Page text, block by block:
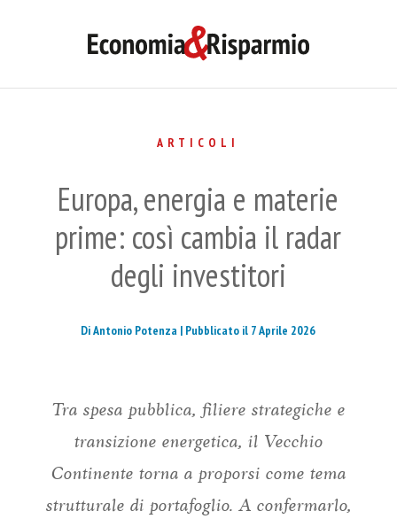
ARTICOLI
Europa, energia e materie
prime: così cambia il radar
degli investitori
Di Antonio Potenza | Pubblicato il 7 Aprile 2026
Tra spesa pubblica, filiere strategiche e
transizione energetica, il Vecchio
Continente torna a proporsi come tema
strutturale di portafoglio. A confermarlo,